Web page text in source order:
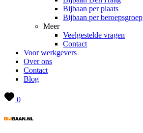
Bijbaan per plaats
Bijbaan per beroepsgroep
Meer
Veelgestelde vragen
Contact
Voor werkgevers
Over ons
Contact
Blog
0